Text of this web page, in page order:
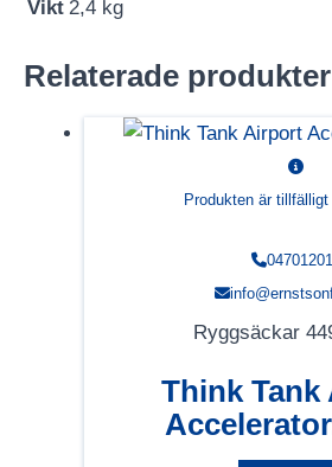
Vikt 2,4 kg
Relaterade produkter
Produkten är
Ryggsäckar
Think